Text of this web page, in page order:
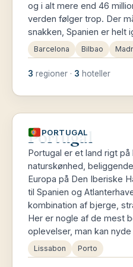
og i alt mere end 46
verden følger trop. Der
snakken, Spanien er helt
Barcelona Bilbao
3 regioner · 3 hoteller
PORTUGAL
Portugal
Portugal er et land rigt
naturskønhed,
Europa på Den Iberiske
til Spanien og
kombination af bjerge,
Her er nogle af de mest
oplevelser, man kan nyde
Lissabon Porto